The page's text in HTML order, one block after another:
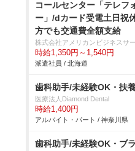
コールセンター「テレフ
ー」/dカード受電土日祝
方でも交通費全額支給
株式会社アメリカンビジネスサ
時給1,350円～1,540円
派遣社員 / 北海道
歯科助手/未経験OK・扶
医療法人Diamond Dental
時給1,400円
アルバイト・パート / 神奈川県
歯科助手/未経験OK・ブ